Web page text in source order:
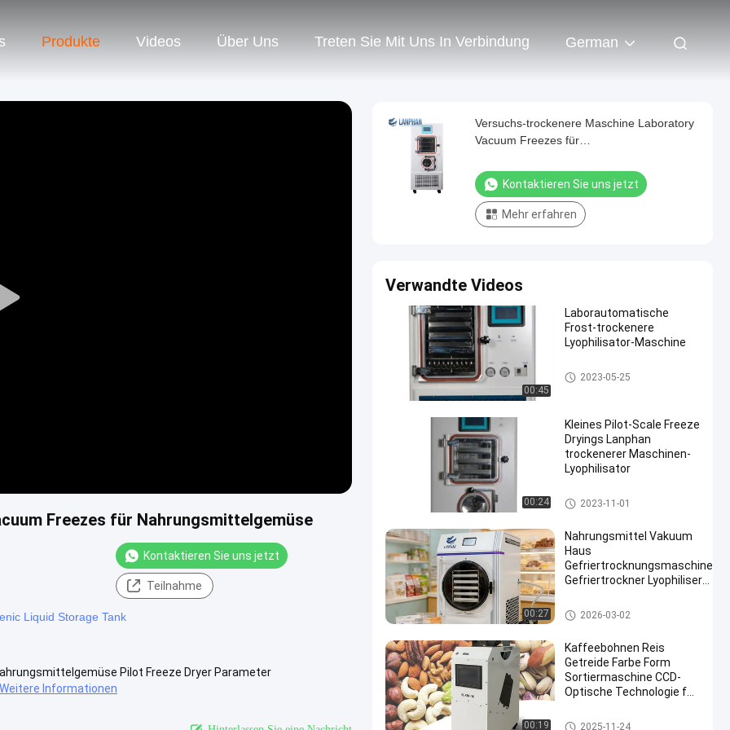
Produkte Videos Über Uns Treten Sie Mit Uns In Verbindung German
Play
Freezes für Nahrungsmittelgemüse
Kontaktieren Sie uns jetzt
Teilnahme
Liquid Storage Tank
Pilot Freeze Dryer Parameter
Weitere Informationen
Versuchs-trockenere Maschine Laboratory
Vacuum Freezes für
Kontaktieren Sie uns jetzt
Mehr erfahren
Verwandte Videos
00:45
Laborautomatische
Frost-trockenere
Lyophilisator-Maschine
Laborfrost-Trockner
2023-05-25
00:24
Kleines Pilot-Scale Freeze
Dryings Lanphan
trockenerer Maschinen-
Lyophilisator
Laborfrost-Trockner
2023-11-01
00:27
Nahrungsmittel Vakuum
Haus
Gefriertrocknungsmaschine
Gefriertrockner Lyophiliser
Vakuumfrost-Trockner
2026-03-02
00:19
Kaffeebohnen Reis
Getreide Farbe Form
Sortiermaschine CCD-
Optische Technologie für
Farbsortierermaschine
2025-11-24